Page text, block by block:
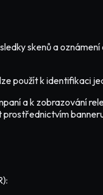
skenů a
použít k identifikaci
a k zobrazování